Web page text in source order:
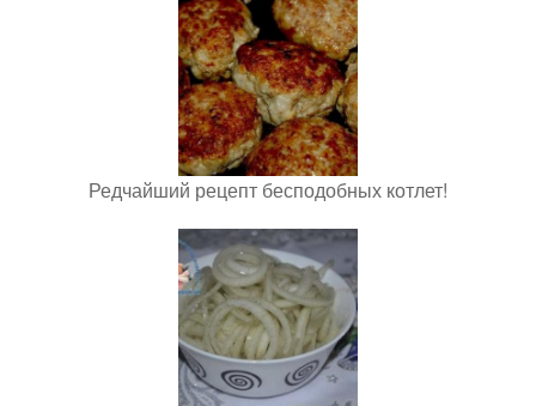
Редчайший рецепт бесподобных котлет!